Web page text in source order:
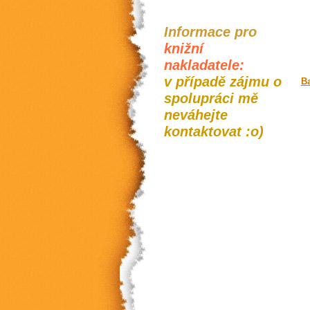
Informace pro
knižní
nakladatele:
v případě zájmu o
spolupráci mě
neváhejte
kontaktovat :o)